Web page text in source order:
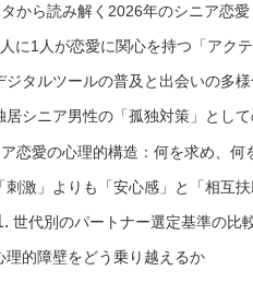
から読み解く2026年のシニア恋愛
に1人が恋愛に関心を持つ「アク
ジタルツールの普及と出会いの多
居シニア男性の「孤独対策」とし
恋愛の心理的構造：何を求め、何
「刺激」よりも「安心感」と「相互扶
世代別のパートナー選定基準の比
理的障壁をどう乗り越えるか